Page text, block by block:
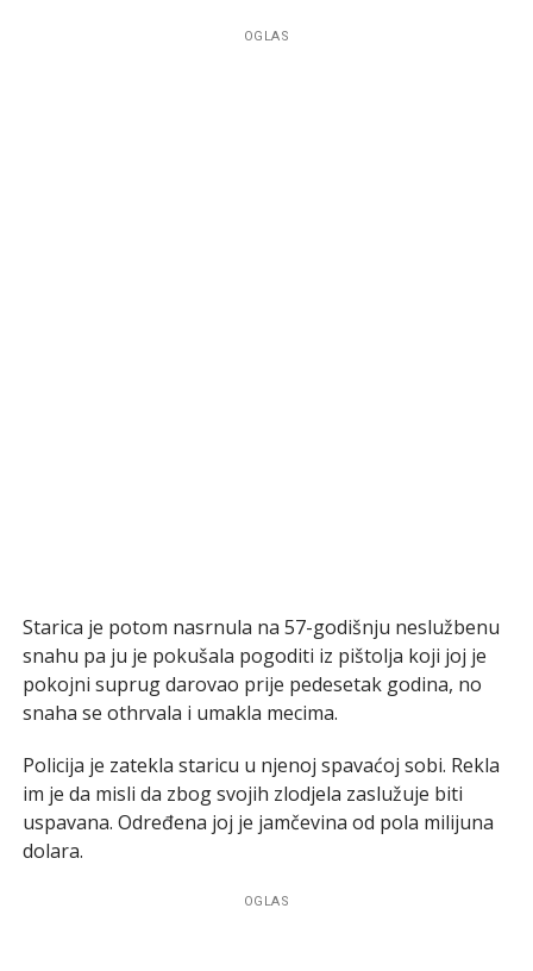
OGLAS
Starica je potom nasrnula na 57-godišnju neslužbenu
snahu pa ju je pokušala pogoditi iz pištolja koji joj je
pokojni suprug darovao prije pedesetak godina, no
snaha se othrvala i umakla mecima.
Policija je zatekla staricu u njenoj spavaćoj sobi. Rekla
im je da misli da zbog svojih zlodjela zaslužuje biti
uspavana. Određena joj je jamčevina od pola milijuna
dolara.
OGLAS